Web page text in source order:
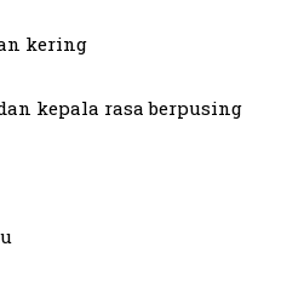
kering
kepala rasa berpusing